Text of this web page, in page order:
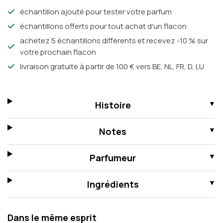
échantillon ajouté pour tester votre parfum
échantillons offerts pour tout achat d'un flacon
achetez 5 échantillons différents et recevez -10 % sur
votre prochain flacon
livraison gratuite à partir de 100 € vers BE, NL, FR, D, LU
Histoire
Notes
Parfumeur
Ingrédients
Dans le même esprit